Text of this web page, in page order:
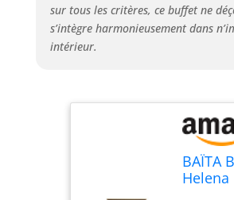
sur tous les critères, ce buffet ne
s’intègre harmonieusement dans
intérieur.
BAÏTA
Helena